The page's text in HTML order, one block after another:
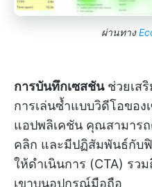
ผ่านทาง
การบันทึกเซสชันช่วยเสริ
การเล่นซ้ำแบบวิดีโอของ
แอปพลิเคชัน คุณสามาร
คลิก และมีปฏิสัมพันธ์กับ
ให้ดำเนินการ (CTA) รว
เขาบนอุปกรณ์มือถือ